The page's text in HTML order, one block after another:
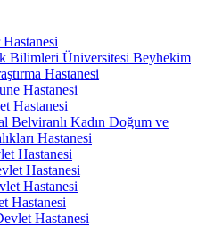
Bilimleri Üniversitesi Beyhekim
Hastanesi
Hastanesi
Hastanesi
Belviranlı Kadın Doğum ve
Hastanesi
Hastanesi
Hastanesi
Hastanesi
Hastanesi
Hastanesi